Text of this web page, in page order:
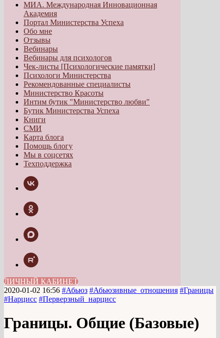
МИА. Международная Инновационная
Академия
Портал Министерства Успеха
Обо мне
Отзывы
Вебинары
Вебинары для психологов
Чек-листы [Психологические памятки]
Психологи Министерства
Рекомендованные специалисты
Министерство Красоты
Интим бутик "Министерство любви"
Бутик Министерства Успеха
Книги
СМИ
Карта блога
Помощь блогу
Мы в соцсетях
Техподдержка
ЛИЧНЫЙ КАБИНЕТ
2020-01-02 16:56 #Абьюз #Абьюзивные_отношения #Границы
#Нарцисс #Перверзный_нарцисс
Границы. Общие (Базовые)